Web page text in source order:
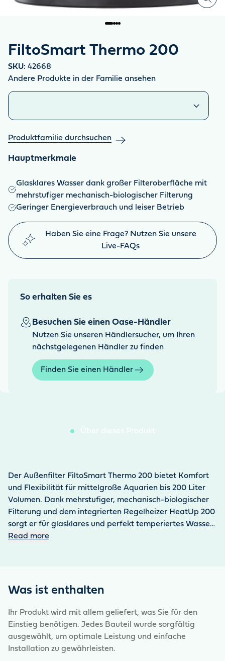
FiltoSmart Thermo 200
SKU: 42668
Andere Produkte in der Familie ansehen
Ähnliche Produkte
Produktfamilie durchsuchen
Hauptmerkmale
Glasklares Wasser dank großer Filteroberfläche mit
mehrstufiger mechanisch-biologischer Filterung
Geringer Energieverbrauch und leiser Betrieb
Haben Sie eine Frage? Nutzen Sie unsere
Live-FAQs
So erhalten Sie es
Besuchen Sie einen Oase-Händler
Nutzen Sie unseren Händlersucher, um Ihren
nächstgelegenen Händler zu finden
Finden Sie einen Händler
Über dieses Produkt
Der Außenfilter FiltoSmart Thermo 200 bietet Komfort
und Flexibilität für mittelgroße Aquarien bis 200 Liter
Volumen. Dank mehrstufiger, mechanisch-biologischer
Filterung und dem integrierten Regelheizer HeatUp 200
sorgt er für glasklares und perfekt temperiertes Wasser.
Die Wasserdurchflussmenge kann bei einer
Die Absperrautomatik verhindert außerdem einen
Der FiltoSmart Thermo 200 wird als Komplettset mit
Filtermedien, Schläuchen, Adapter, Ansaug- und
Ausströmerrohr und Wasserdiffusor geliefert und kann
sofort in Betrieb genommen werden.
Read more
Was ist enthalten
Ihr Produkt wird mit allem geliefert, was Sie für den
Einstieg benötigen. Jedes Bauteil wurde sorgfältig
ausgewählt, um optimale Leistung und einfache
Installation zu gewährleisten.